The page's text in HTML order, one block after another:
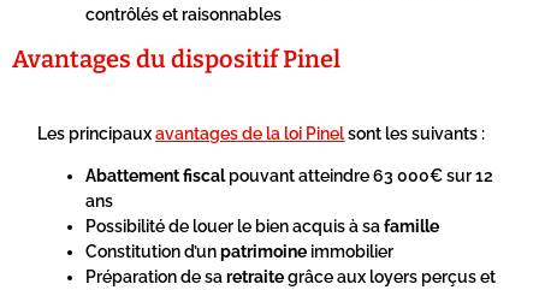
contrôlés et raisonnables
Avantages du dispositif Pinel
Les principauxavantages de la loi Pinelsont les suivants :
Abattement fiscalpouvant atteindre 63 000€ sur 12
ans
Possibilité de louer le bien acquis à safamille
Constitution d’unpatrimoine immobilier
Préparation de saretraitegrâce aux loyers perçus et